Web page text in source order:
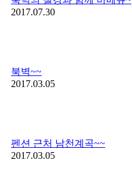
2017.07.30
북벽~~
2017.03.05
펜션 근처 남천계곡~~
2017.03.05